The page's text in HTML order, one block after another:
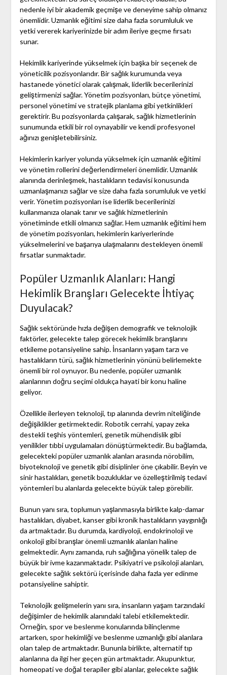
nedenle iyi bir akademik geçmişe ve deneyime sahip olmanız
önemlidir. Uzmanlık eğitimi size daha fazla sorumluluk ve
yetki vererek kariyerinizde bir adım ileriye geçme fırsatı
sunar.
Hekimlik kariyerinde yükselmek için başka bir seçenek de
yöneticilik pozisyonlarıdır. Bir sağlık kurumunda veya
hastanede yönetici olarak çalışmak, liderlik becerilerinizi
geliştirmenizi sağlar. Yönetim pozisyonları, bütçe yönetimi,
personel yönetimi ve stratejik planlama gibi yetkinlikleri
gerektirir. Bu pozisyonlarda çalışarak, sağlık hizmetlerinin
sunumunda etkili bir rol oynayabilir ve kendi profesyonel
ağınızı genişletebilirsiniz.
Hekimlerin kariyer yolunda yükselmek için uzmanlık eğitimi
ve yönetim rollerini değerlendirmeleri önemlidir. Uzmanlık
alanında derinleşmek, hastalıkların tedavisi konusunda
uzmanlaşmanızı sağlar ve size daha fazla sorumluluk ve yetki
verir. Yönetim pozisyonları ise liderlik becerilerinizi
kullanmanıza olanak tanır ve sağlık hizmetlerinin
yönetiminde etkili olmanızı sağlar. Hem uzmanlık eğitimi hem
de yönetim pozisyonları, hekimlerin kariyerlerinde
yükselmelerini ve başarıya ulaşmalarını destekleyen önemli
fırsatlar sunmaktadır.
Popüler Uzmanlık Alanları: Hangi
Hekimlik Branşları Gelecekte İhtiyaç
Duyulacak?
Sağlık sektöründe hızla değişen demografik ve teknolojik
faktörler, gelecekte talep görecek hekimlik branşlarını
etkileme potansiyeline sahip. İnsanların yaşam tarzı ve
hastalıkların türü, sağlık hizmetlerinin yönünü belirlemekte
önemli bir rol oynuyor. Bu nedenle, popüler uzmanlık
alanlarının doğru seçimi oldukça hayati bir konu haline
geliyor.
Özellikle ilerleyen teknoloji, tıp alanında devrim niteliğinde
değişiklikler getirmektedir. Robotik cerrahi, yapay zeka
destekli teşhis yöntemleri, genetik mühendislik gibi
yenilikler tıbbi uygulamaları dönüştürmektedir. Bu bağlamda,
gelecekteki popüler uzmanlık alanları arasında nörobilim,
biyoteknoloji ve genetik gibi disiplinler öne çıkabilir. Beyin ve
sinir hastalıkları, genetik bozukluklar ve özelleştirilmiş tedavi
yöntemleri bu alanlarda gelecekte büyük talep görebilir.
Bunun yanı sıra, toplumun yaşlanmasıyla birlikte kalp-damar
hastalıkları, diyabet, kanser gibi kronik hastalıkların yaygınlığı
da artmaktadır. Bu durumda, kardiyoloji, endokrinoloji ve
onkoloji gibi branşlar önemli uzmanlık alanları haline
gelmektedir. Aynı zamanda, ruh sağlığına yönelik talep de
büyük bir ivme kazanmaktadır. Psikiyatri ve psikoloji alanları,
gelecekte sağlık sektörü içerisinde daha fazla yer edinme
potansiyeline sahiptir.
Teknolojik gelişmelerin yanı sıra, insanların yaşam tarzındaki
değişimler de hekimlik alanındaki talebi etkilemektedir.
Örneğin, spor ve beslenme konularında bilinçlenme
artarken, spor hekimliği ve beslenme uzmanlığı gibi alanlara
olan talep de artmaktadır. Bununla birlikte, alternatif tıp
alanlarına da ilgi her geçen gün artmaktadır. Akupunktur,
homeopati ve doğal terapiler gibi alanlar, gelecekte sağlık